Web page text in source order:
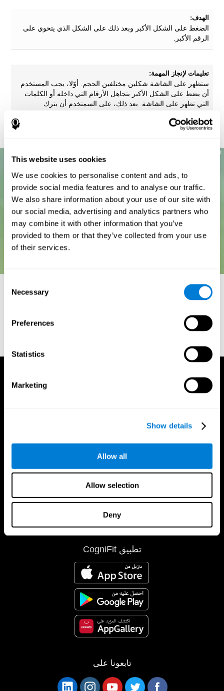
This website uses cookies
We use cookies to personalise content and ads, to
provide social media features and to analyse our traffic.
We also share information about your use of our site with
our social media, advertising and analytics partners who
may combine it with other information that you’ve
provided to them or that they’ve collected from your use
of their services.
Selection
Necessary
Preferences
Statistics
Marketing
Show details
Allow all
Allow selection
Deny
الهدف:
الضغط على الشكل الأكبر وبعد ذلك على الشكل الذي يتحوي على
الرقم الأكبر.
تعليمات لإنجاز المهمة:
ستظهر على الشاشة شكلين مختلفين الحجم. أوّلا، يجب المستخدم
أن يضط على الشكل الأكبر بتجاهل الأرقام التي داخله أو الكلمات
التي تظهر على الشاشة. بعد ذلك، على السمتخدم أن يترك
الأكبر بتجاهل الشكل.
Stroop, J. R (1935). Studies of interference in serial verbal
تطبيق CogniFit
تابعونا على